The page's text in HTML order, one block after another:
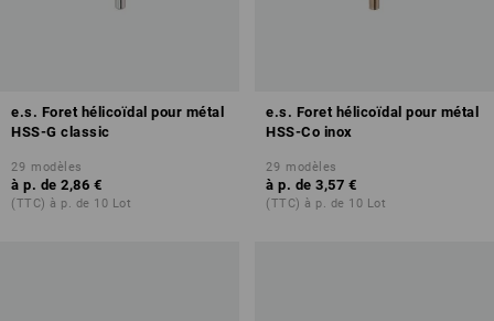
e.s. Foret hélicoïdal pour métal
HSS-G classic
29 modèles
à p. de 2,86 €
(TTC) à p. de 10 Lot
e.s. Foret hélicoïdal pour métal
HSS-Co inox
29 modèles
à p. de 3,57 €
(TTC) à p. de 10 Lot